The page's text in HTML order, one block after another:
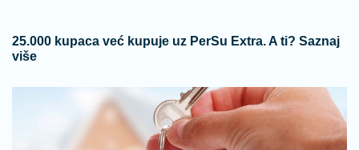
25.000 kupaca već kupuje uz PerSu Extra. A ti? Saznaj
više